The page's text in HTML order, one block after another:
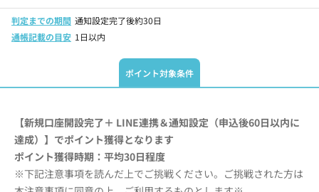
判定までの期間 通知設定完了後約30日
通帳記載の目安 1日以内
ポイント対象条件
【新規口座開設完了＋ LINE連携＆通知設定（申込後60日以内に
達成）】でポイント獲得となります
ポイント獲得時期：平均30日程度
※下記注意事項を読んだ上でご挑戦ください。ご挑戦された方は